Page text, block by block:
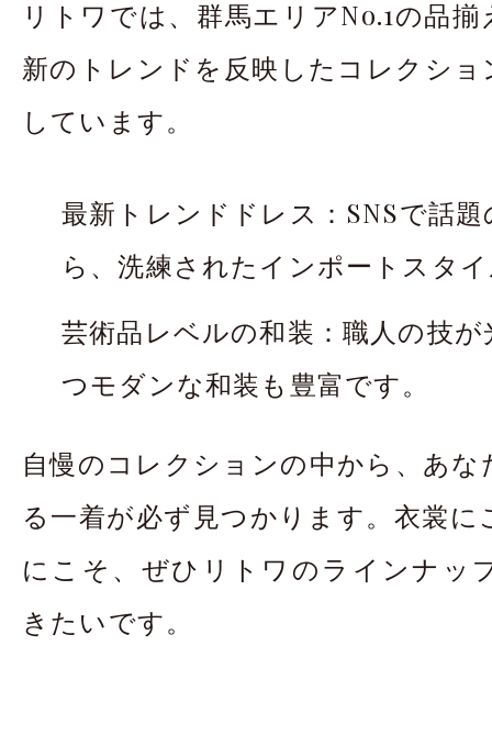
リトワでは、群馬エリアNo.1の品
新のトレンドを反映したコレクショ
しています。
最新トレンドドレス：SNSで話
ら、洗練されたインポートスタ
芸術品レベルの和装：職人の技
つモダンな和装も豊富です。
自慢のコレクションの中から、あ
る一着が必ず見つかります。衣裳
にこそ、ぜひリトワのラインナッ
きたいです。